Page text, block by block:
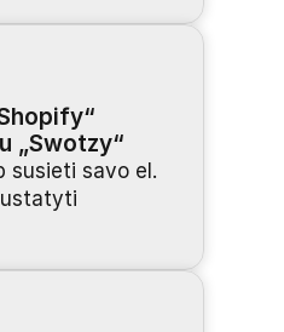
„Swotzy“
susieti savo el.